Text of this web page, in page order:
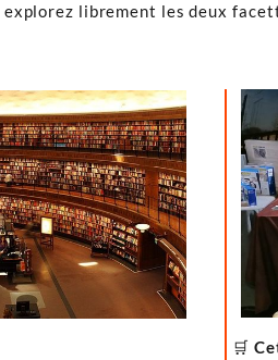
librement les deux
🛒